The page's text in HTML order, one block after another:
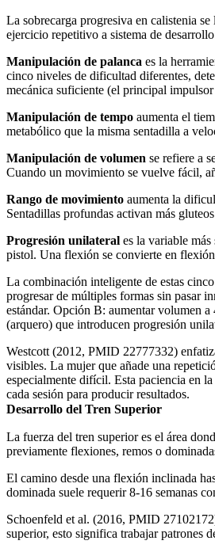
La sobrecarga progresiva en calistenia
ejercicio repetitivo a sistema de
Manipulación de palanca es la
cinco niveles de dificultad diferentes,
mecánica suficiente (el principal
Manipulación de tempo aumenta el
metabólico que la misma sentadilla a
Manipulación de volumen se refiere a
Cuando un movimiento se vuelve fácil,
Rango de movimiento aumenta la
Sentadillas profundas activan más
Progresión unilateral es la variable
pistol. Una flexión se convierte en
La combinación inteligente de estas
progresar de múltiples formas sin pasar
estándar. Opción B: aumentar volumen
(arquero) que introducen progresión
Westcott (2012, PMID 22777332)
visibles. La mujer que añade una
especialmente difícil. Esta paciencia en
cada sesión para producir resultados.
Desarrollo del Tren Superior
La fuerza del tren superior es el área
previamente flexiones, remos o
El camino desde una flexión inclinada
dominada suele requerir 8-16 semanas
Schoenfeld et al. (2016, PMID
superior, esto significa trabajar patrones